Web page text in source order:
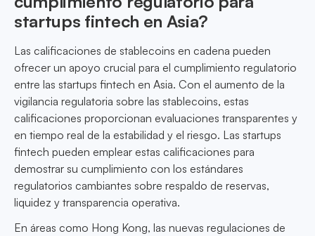
startups fintech en Asia?
Las calificaciones de stablecoins en cadena pueden
ofrecer un apoyo crucial para el cumplimiento regulatorio
entre las startups fintech en Asia. Con el aumento de la
vigilancia regulatoria sobre las stablecoins, estas
calificaciones proporcionan evaluaciones transparentes y
en tiempo real de la estabilidad y el riesgo. Las startups
fintech pueden emplear estas calificaciones para
demostrar su cumplimiento con los estándares
regulatorios cambiantes sobre respaldo de reservas,
liquidez y transparencia operativa.
En áreas como Hong Kong, las nuevas regulaciones de